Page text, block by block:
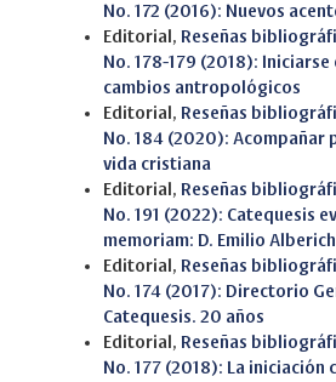
No. 172 (2016): Nuevos
Editorial, Reseñas
No. 178-179 (2018):
cambios antropológicos
Editorial, Reseñas
No. 184 (2020): Acompañar
vida cristiana
Editorial, Reseñas
No. 191 (2022): Catequesis
memoriam: D. Emilio
Editorial, Reseñas
No. 174 (2017): Directorio
Catequesis. 20 años
Editorial, Reseñas
No. 177 (2018): La iniciación